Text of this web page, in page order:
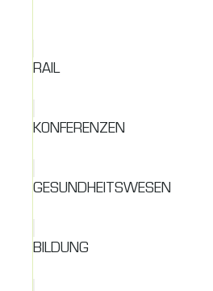
RAIL
KONFERENZEN
GESUNDHEITSWESEN
BILDUNG